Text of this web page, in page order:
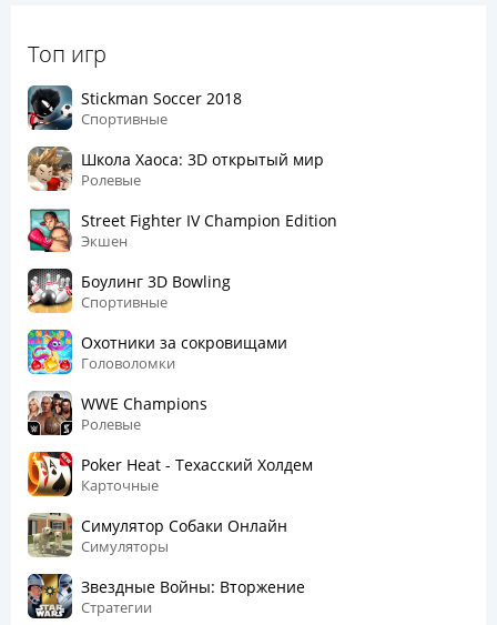
Топ игр
Stickman Soccer 2018
Спортивные
Школа Хаоса: 3D открытый мир
Ролевые
Street Fighter IV Champion Edition
Экшен
Боулинг 3D Bowling
Спортивные
Охотники за сокровищами
Головоломки
WWE Champions
Ролевые
Poker Heat - Техасский Холдем
Карточные
Симулятор Собаки Онлайн
Симуляторы
Звездные Войны: Вторжение
Стратегии